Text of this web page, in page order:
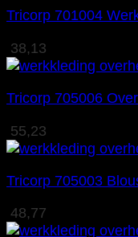
Tricorp 701004
38,13
Tricorp 705006
55,23
Tricorp 705003
48,77